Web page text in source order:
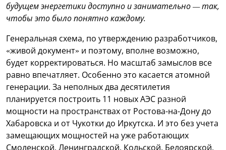
будущем энергетики доступно и занимательно — так,
чтобы это было понятно каждому.
Генеральная схема, по утверждению разработчиков,
«живой документ» и поэтому, вполне возможно,
будет корректироваться. Но масштаб замыслов все
равно впечатляет. Особенно это касается атомной
генерации. За неполных два десятилетия
планируется построить 11 новых АЭС разной
мощности на пространствах от Ростова-на-Дону до
Хабаровска и от Чукотки до Иркутска. И это без учета
замещающих мощностей на уже работающих
Смоленской, Ленинградской, Кольской, Белоярской,